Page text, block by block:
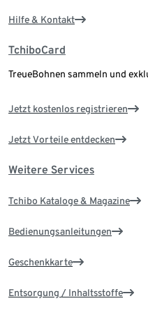
Hilfe & Kontakt
TchiboCard
TreueBohnen sammeln und
Jetzt kostenlos registrieren
Jetzt Vorteile entdecken
Weitere Services
Tchibo Kataloge & Magazine
Bedienungsanleitungen
Geschenkkarte
Entsorgung / Inhaltsstoffe